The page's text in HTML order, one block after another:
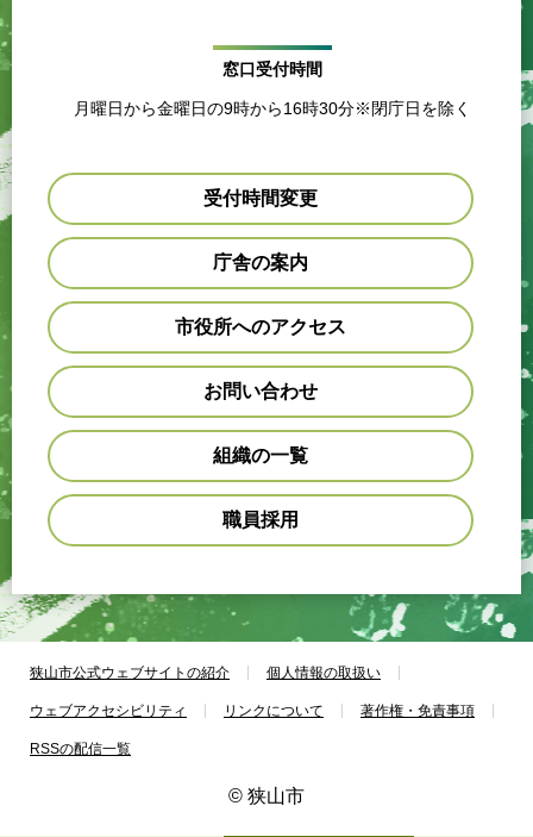
窓口受付時間
月曜日から金曜日の9時から16時30分※閉庁日を除く
受付時間変更
庁舎の案内
市役所へのアクセス
お問い合わせ
組織の一覧
職員採用
狭山市公式ウェブサイトの紹介 個人情報の取扱い
ウェブアクセシビリティ リンクについて 著作権・免責事項
RSSの配信一覧
© 狭山市